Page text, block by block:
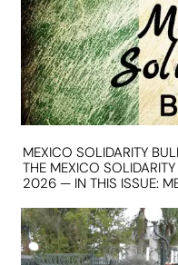
MEXICO SOLIDARITY
THE MEXICO
2026 — IN THIS ISSUE: